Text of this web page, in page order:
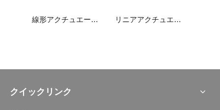
線形アクチュエータJC35W5 リニアアクチュエータ JC35W1
クイックリンク